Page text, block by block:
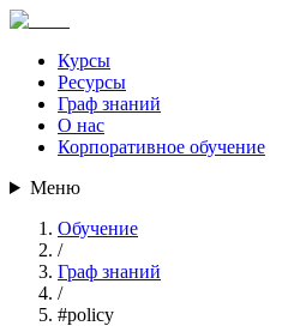
Курсы
Ресурсы
Граф знаний
О нас
Корпоративное обучение
Меню
Обучение
/
Граф знаний
/
#policy